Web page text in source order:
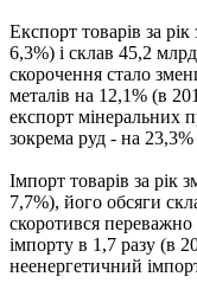
Експорт товарів за
6,3%) і склав 45,2
скорочення стало
металів на 12,1% (в
експорт мінеральних
зокрема руд - на
Імпорт товарів за рік
7,7%), його обсяги
скоротився переважно
імпорту в 1,7 разу (в
неенергетичний